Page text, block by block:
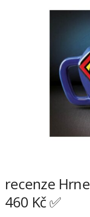
recenze
460 Kč ✅